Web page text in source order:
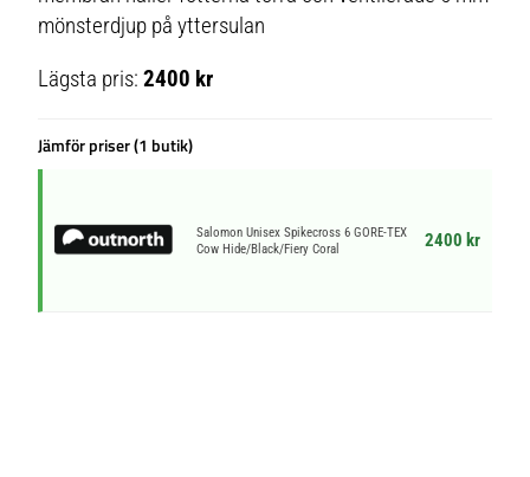
mönsterdjup på yttersulan
Lägsta pris:2400 kr
Jämför priser (1 butik)
Salomon Unisex Spikecross 6 GORE-TEX
Cow Hide/Black/Fiery Coral
2400 kr